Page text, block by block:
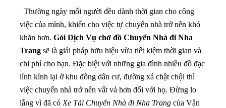
Thường ngày mổi người đều dành thời gian cho công
việc của mình, khiến cho việc tự chuyển nhà trở nên khó
khăn hơn. Gói Dịch Vụ chở đồ Chuyển Nhà đi Nha
Trang sẽ là giải pháp hữu hiệu vừa tiết kiệm thời gian và
chi phí cho bạn. Đặc biệt với những gia đình nhiều đồ đạc
lỉnh kỉnh lại ở khu đông dân cư, đường xá chật chội thì
việc chuyển nhà trở nên vất vả hơn đối với họ. Đừng lo
lắng vì đã có Xe Tải Chuyển Nhà đi Nha Trang của Vận